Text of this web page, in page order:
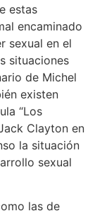
estas
encaminado
sexual en el
situaciones
de Michel
existen
“Los
Clayton en
la situación
sexual
las de